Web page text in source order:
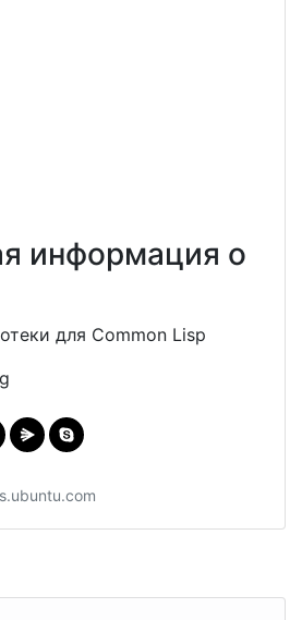
информация о
для Common Lisp